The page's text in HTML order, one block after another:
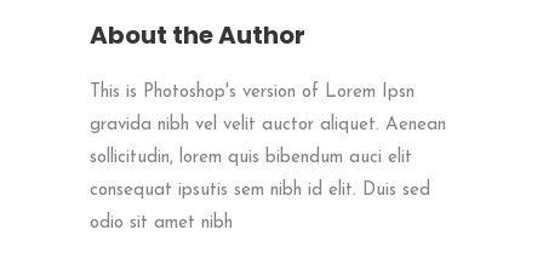
About the Author
This is Photoshop's version of Lorem Ipsn
gravida nibh vel velit auctor aliquet. Aenean
sollicitudin, lorem quis bibendum auci elit
consequat ipsutis sem nibh id elit. Duis sed
odio sit amet nibh